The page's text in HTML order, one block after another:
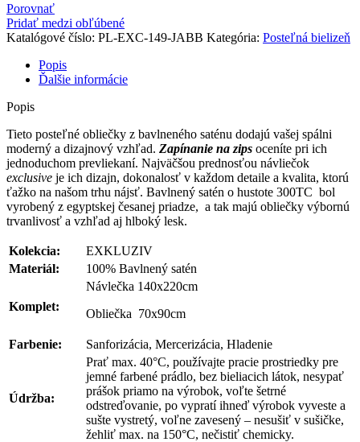
Porovnať
Pridať medzi obľúbené
Katalógové číslo: PL-EXC-149-JABB Kategória: Posteľná bielizeň
Popis
Ďalšie informácie
Popis
Tieto posteľné obliečky z bavlneného saténu dodajú vašej spálni
moderný a dizajnový vzhľad. Zapínanie na zips oceníte pri ich
jednoduchom prevliekaní. Najväčšou prednosťou návliečok
exclusive je ich dizajn, dokonalosť v každom detaile a kvalita, ktorú
ťažko na našom trhu nájsť. Bavlnený satén o hustote 300TC bol
vyrobený z egyptskej česanej priadze, a tak majú obliečky výbornú
trvanlivosť a vzhľad aj hlboký lesk.
Kolekcia:
EXKLUZIV
Materiál:
100% Bavlnený satén
Komplet:
Návlečka 140x220cm
Obliečka 70x90cm
Farbenie: Sanforizácia, Mercerizácia, Hladenie
Údržba:
Prať max. 40°C, používajte pracie prostriedky pre
jemné farbené prádlo, bez bieliacich látok, nesypať
prášok priamo na výrobok, voľte šetrné
odstreďovanie, po vypratí ihneď výrobok vyveste a
sušte vystretý, voľne zavesený – nesušiť v sušičke,
žehliť max. na 150°C, nečistiť chemicky.